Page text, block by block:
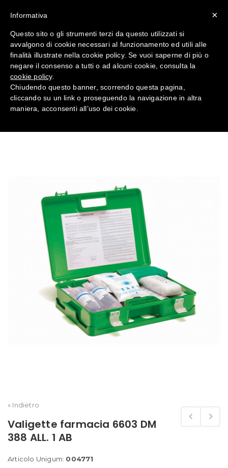
Valigette farmacia 6603 DM
388 ALL. 1 AB –
Home PRONTO SOCCORSO
« Indietro
Valigette farmacia 6603 DM
388 ALL. 1 AB
Articolo Unigum: 004771
×
Informativa
Questo sito o gli strumenti terzi da questo utilizzati si
avvalgono di cookie necessari al funzionamento ed utili alle
finalità illustrate nella cookie policy. Se vuoi saperne di più o
negare il consenso a tutti o ad alcuni cookie, consulta la
cookie policy.
Chiudendo questo banner, scorrendo questa pagina,
cliccando su un link o proseguendo la navigazione in altra
maniera, acconsenti all’uso dei cookie.